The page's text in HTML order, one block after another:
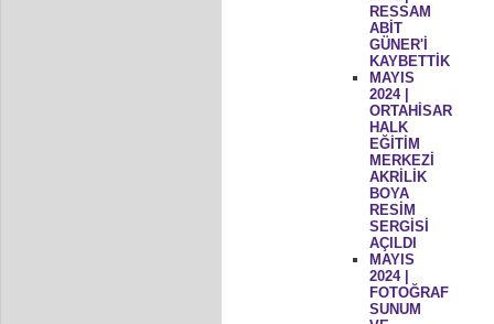
RESSAM
ABİT
GÜNER'İ
KAYBETTİK
MAYIS
2024 |
ORTAHİSAR
HALK
EĞİTİM
MERKEZİ
AKRİLİK
BOYA
RESİM
SERGİSİ
AÇILDI
MAYIS
2024 |
FOTOĞRAF
SUNUM